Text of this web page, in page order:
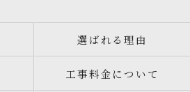
選ばれる理由
工事料金について